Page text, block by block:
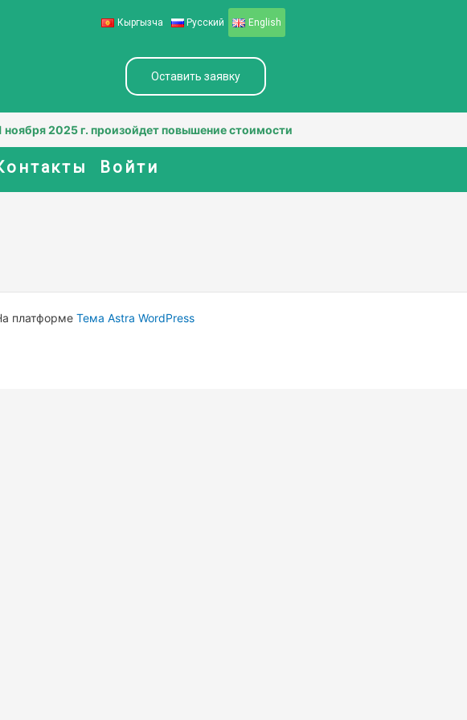
Кыргызча Русский English
Оставить заявку
2025 г. произойдет повышение стоимости оказываемых услуг по
Войти
платформе Тема Astra WordPress